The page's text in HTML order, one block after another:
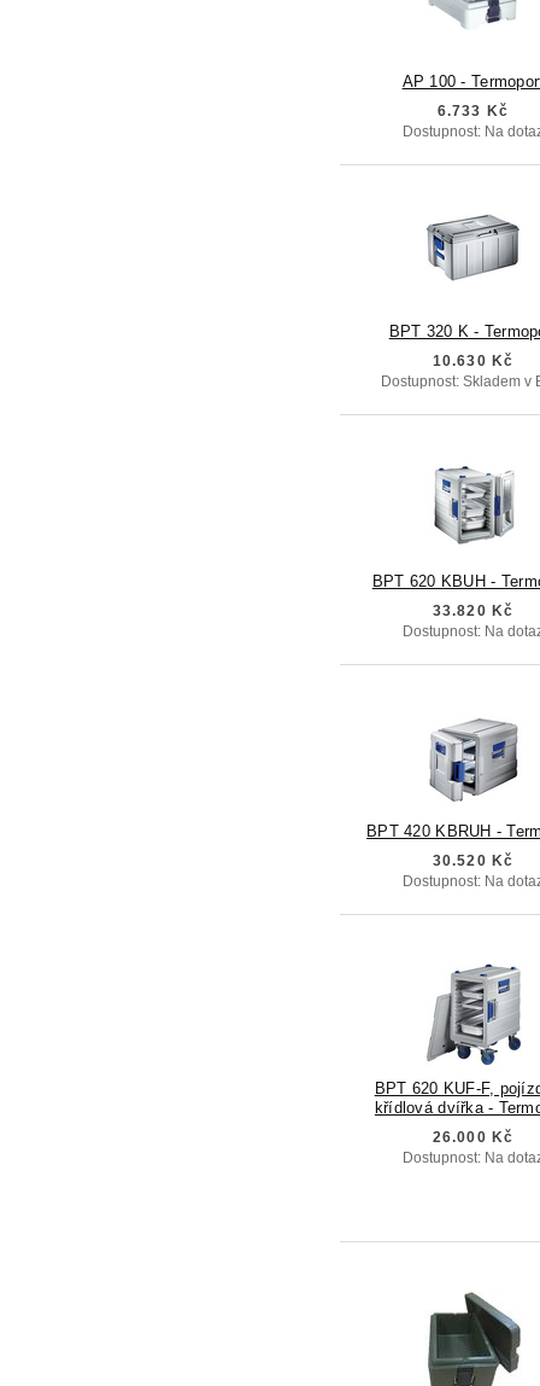
AP 100 -
6.733 Kč
Dostupnost: Na
BPT 320 K -
10.630 Kč
Dostupnost: Skladem v
BPT 620 KBUH -
33.820 Kč
Dostupnost: Na
BPT 420 KBRUH -
30.520 Kč
Dostupnost: Na
BPT 620 KUF-F,
křídlová dvířka -
26.000 Kč
Dostupnost: Na